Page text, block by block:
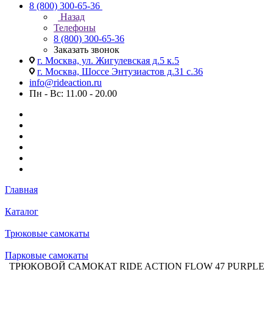
8 (800) 300-65-36
Назад
Телефоны
8 (800) 300-65-36
Заказать звонок
г. Москва, ул. Жигулевская д.5 к.5
г. Москва, Шоссе Энтузиастов д.31 с.36
info@rideaction.ru
Пн - Вс: 11.00 - 20.00
Главная
Каталог
Трюковые самокаты
Парковые самокаты
ТРЮКОВОЙ САМОКАТ RIDE ACTION FLOW 47 PURPLE